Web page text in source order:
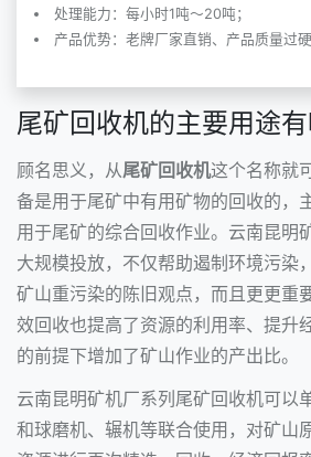
处理能力：每小时1吨～20吨；
产品优势：老牌厂家直销、产品质量过
尾矿回收机的主要用途有
顾名思义，从尾矿回收机这个名称就
备是用于尾矿中有用矿物的回收的，
用于尾矿的综合回收作业。云南昆明
大规模投放，不仅帮助遏制环境污染
矿山重污染的陈旧观点，而且更更重
效回收也提高了资源的利用率、提升
的前提下增加了矿山作业的产出比。
云南昆明矿机厂系列尾矿回收机可以
和球磨机、辗机等联合使用，对矿山